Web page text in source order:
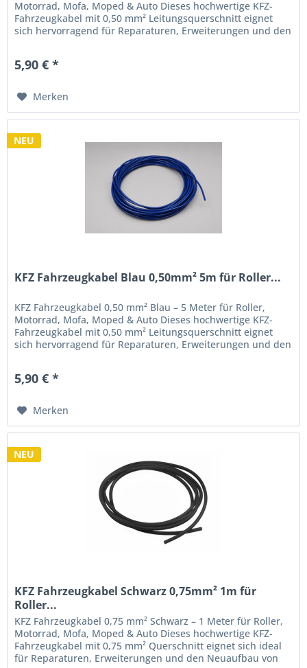
Motorrad, Mofa, Moped & Auto Dieses hochwertige KFZ-
Fahrzeugkabel mit 0,50 mm² Leitungsquerschnitt eignet
sich hervorragend für Reparaturen, Erweiterungen und den
5,90 € *
Merken
NEU
KFZ Fahrzeugkabel Blau 0,50mm² 5m für Roller...
KFZ Fahrzeugkabel 0,50 mm² Blau – 5 Meter für Roller,
Motorrad, Mofa, Moped & Auto Dieses hochwertige KFZ-
Fahrzeugkabel mit 0,50 mm² Leitungsquerschnitt eignet
sich hervorragend für Reparaturen, Erweiterungen und den
5,90 € *
Merken
NEU
KFZ Fahrzeugkabel Schwarz 0,75mm² 1m für
Roller...
KFZ Fahrzeugkabel 0,75 mm² Schwarz – 1 Meter für Roller,
Motorrad, Mofa, Moped & Auto Dieses hochwertige KFZ-
Fahrzeugkabel mit 0,75 mm² Querschnitt eignet sich ideal
für Reparaturen, Erweiterungen und den Neuaufbau von